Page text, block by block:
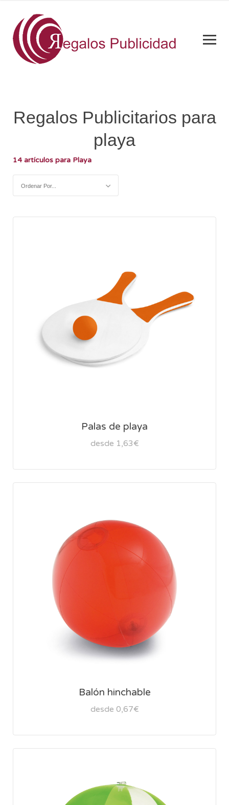
Regalos Publicitarios para
playa
14 artículos para Playa
Palas de playa
desde 1,63€
Balón hinchable
desde 0,67€